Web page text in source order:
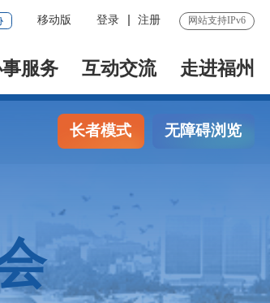
移动版 登录 注册 网站支持IPv6
服务 互动交流 走进福州
长者模式 无障碍浏览